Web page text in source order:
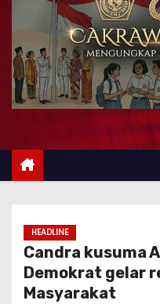
HEADLINE
Candra kusuma
Demokrat gelar
Masyarakat